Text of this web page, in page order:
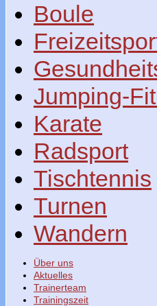
Boule
Jumping-
Karate
Radsport
Tischtennis
Turnen
Wandern
Über uns
Aktuelles
Trainerteam
Trainingszeit